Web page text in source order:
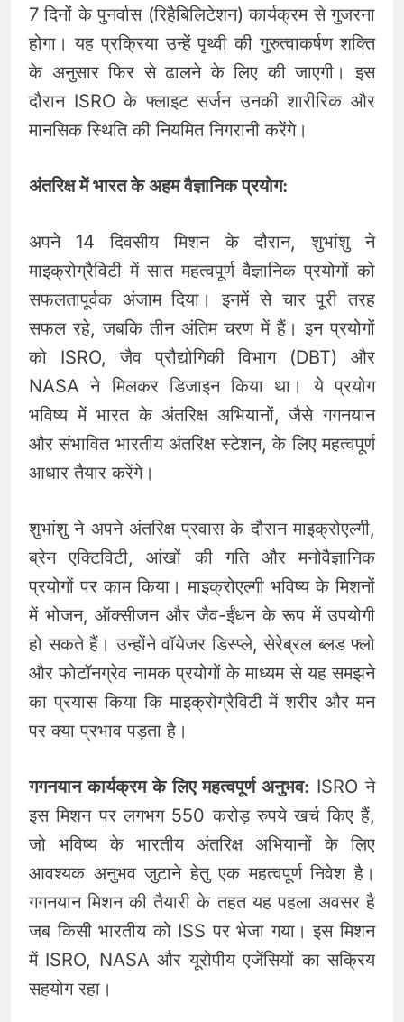
7 दिनों के पुनर्वास (रिहैबिलिटेशन) कार्यक्रम से गुजरना
होगा। यह प्रक्रिया उन्हें पृथ्वी की गुरुत्वाकर्षण शक्ति
के अनुसार फिर से ढालने के लिए की जाएगी। इस
दौरान ISRO के फ्लाइट सर्जन उनकी शारीरिक और
मानसिक स्थिति की नियमित निगरानी करेंगे।
अंतरिक्ष में भारत के अहम वैज्ञानिक प्रयोग:
अपने 14 दिवसीय मिशन के दौरान, शुभांशु ने
माइक्रोग्रैविटी में सात महत्वपूर्ण वैज्ञानिक प्रयोगों को
सफलतापूर्वक अंजाम दिया। इनमें से चार पूरी तरह
सफल रहे, जबकि तीन अंतिम चरण में हैं। इन प्रयोगों
को ISRO, जैव प्रौद्योगिकी विभाग (DBT) और
NASA ने मिलकर डिजाइन किया था। ये प्रयोग
भविष्य में भारत के अंतरिक्ष अभियानों, जैसे गगनयान
और संभावित भारतीय अंतरिक्ष स्टेशन, के लिए महत्वपूर्ण
आधार तैयार करेंगे।
शुभांशु ने अपने अंतरिक्ष प्रवास के दौरान माइक्रोएल्गी,
ब्रेन एक्टिविटी, आंखों की गति और मनोवैज्ञानिक
प्रयोगों पर काम किया। माइक्रोएल्गी भविष्य के मिशनों
में भोजन, ऑक्सीजन और जैव-ईंधन के रूप में उपयोगी
हो सकते हैं। उन्होंने वॉयेजर डिस्प्ले, सेरेब्रल ब्लड फ्लो
और फोटॉनग्रेव नामक प्रयोगों के माध्यम से यह समझने
का प्रयास किया कि माइक्रोग्रैविटी में शरीर और मन
पर क्या प्रभाव पड़ता है।
गगनयान कार्यक्रम के लिए महत्वपूर्ण अनुभव: ISRO ने
इस मिशन पर लगभग 550 करोड़ रुपये खर्च किए हैं,
जो भविष्य के भारतीय अंतरिक्ष अभियानों के लिए
आवश्यक अनुभव जुटाने हेतु एक महत्वपूर्ण निवेश है।
गगनयान मिशन की तैयारी के तहत यह पहला अवसर है
जब किसी भारतीय को ISS पर भेजा गया। इस मिशन
में ISRO, NASA और यूरोपीय एजेंसियों का सक्रिय
सहयोग रहा।